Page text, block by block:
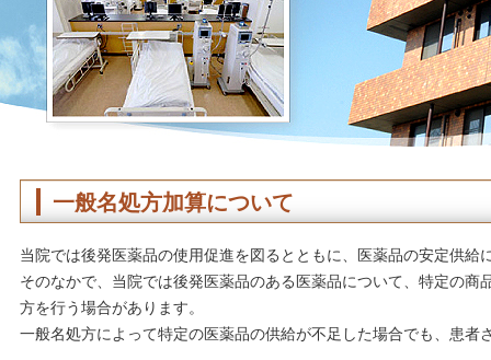
一般名処方加算について
当院では後発医薬品の使用促進を図るとともに、医薬品の安定供給
そのなかで、当院では後発医薬品のある医薬品について、特定の商
方を行う場合があります。
一般名処方によって特定の医薬品の供給が不足した場合でも、患者